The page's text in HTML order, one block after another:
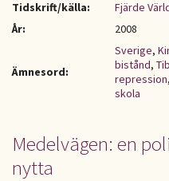
Tidskrift/källa:
Fjärde
År:
2008
Ämnesord:
Sverige,
bistånd,
repression,
skola
Medelvägen: en
nytta